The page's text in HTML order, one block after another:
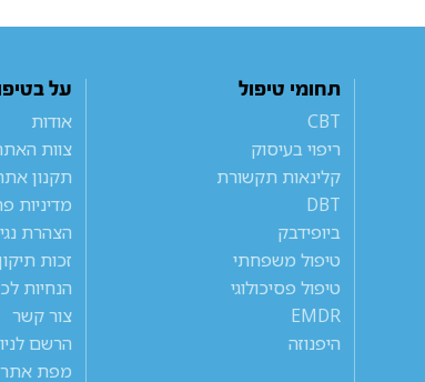
תחומי טיפול
CBT
ריפוי בעיסוק
קלינאות תקשורת
DBT
ביופידבק
טיפול משפחתי
טיפול פסיכולוגי
EMDR
היפנוזה
על
אודות
צוות
תקנון
מדיניות
הצהרת
זכות
הנחיות
צור קשר
הרשם
מפת אתר